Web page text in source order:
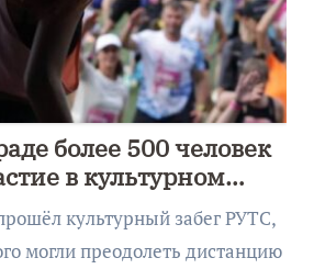
более 500 человек
в культурном
культурный забег РУТС,
могли преодолеть дистанцию